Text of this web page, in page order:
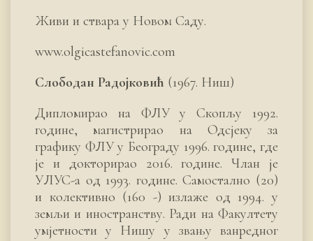
Живи и ствара у Новом Саду.
www.olgicastefanovic.com
Слободан Радојковић (1967. Ниш)
Дипломирао на ФЛУ у Скопљу 1992.
године, магистрирао на Одсјеку за
графику ФЛУ у Београду 1996. године, где
је и докторирао 2016. године. Члан је
УЛУС-а од 1993. године. Самостално (20)
и колективно (160 -) излаже од 1994. у
земљи и иностранству. Ради на Факултету
умјетности у Нишу у звању ванредног